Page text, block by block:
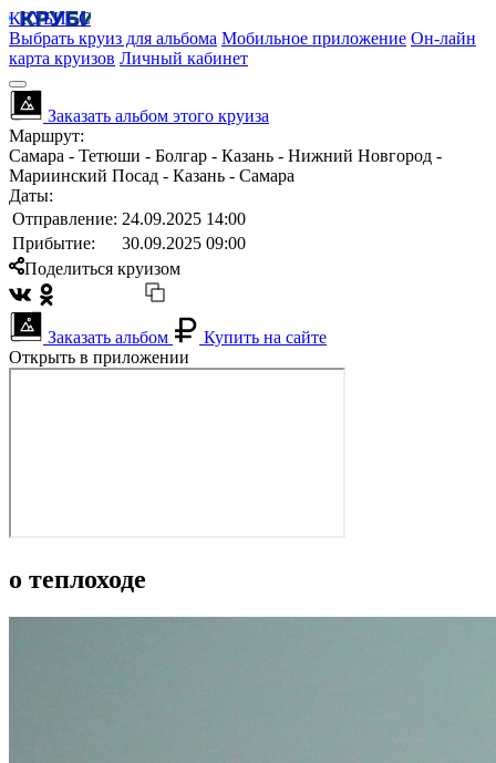
КРУБИСС
Выбрать круиз для альбома Мобильное приложение Он-лайн
карта круизов Личный кабинет
Заказать альбом этого круиза
Маршрут:
Самара - Тетюши - Болгар - Казань - Нижний Новгород -
Мариинский Посад - Казань - Самара
Даты:
Отправление: 24.09.2025 14:00
Прибытие:
30.09.2025 09:00
Поделиться круизом
Заказать альбом
Купить на сайте
Открыть в приложении
о теплоходе